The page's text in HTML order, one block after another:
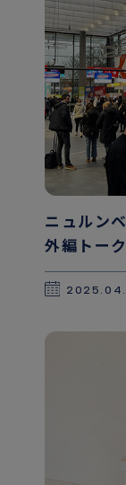
ニュルン
外編トー